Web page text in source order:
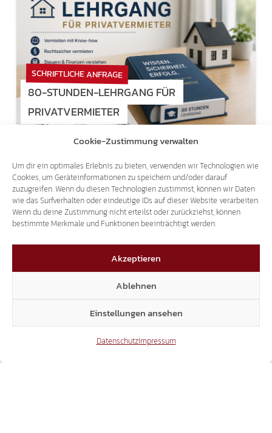
Cookie-Zustimmung verwalten
Um dir ein optimales Erlebnis zu bieten, verwenden wir Technologien wie
Cookies, um Geräteinformationen zu speichern und/oder darauf
zuzugreifen. Wenn du diesen Technologien zustimmst, können wir Daten
wie das Surfverhalten oder eindeutige IDs auf dieser Website verarbeiten.
Wenn du deine Zustimmung nicht erteilst oder zurückziehst, können
bestimmte Merkmale und Funktionen beeinträchtigt werden.
Akzeptieren
Ablehnen
Einstellungen ansehen
DatenschutzImpressum
SCHRIFTLICHE ANFRAGE
80-STUNDEN-LEHRGANG FÜR
PRIVATVERMIETER
SCHRIFTLICHE ANFRAGE
WIDERSTAND GEGEN NEUES
PATIENTENPROGRAMM IM SANITÄTSBETRIEB